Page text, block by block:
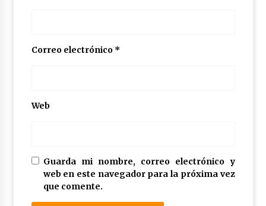
Correo electrónico *
Web
Guarda mi nombre, correo electrónico y
web en este navegador para la próxima vez
que comente.